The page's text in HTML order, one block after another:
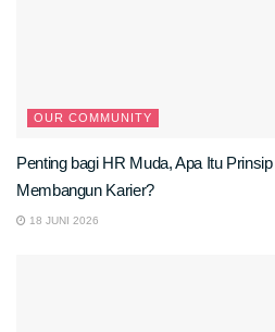
OUR COMMUNITY
Penting bagi HR Muda, Apa Itu
Membangun Karier?
18 JUNI 2026